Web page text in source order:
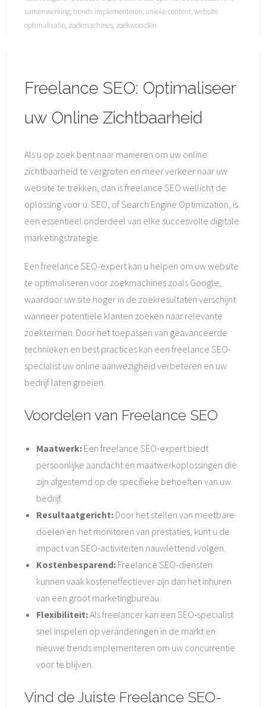
samenwerking,trends implementeren, unieke content,website
optimalisatie, zoekmachines, zoekwoorden
Freelance SEO: Optimaliseer
uw Online Zichtbaarheid
Als u op zoek bent naar manieren om uw online
zichtbaarheid te vergroten en meer verkeer naar uw
website te trekken, dan is freelance SEO wellicht de
oplossing voor u. SEO, of Search Engine Optimization, is
een essentieel onderdeel van elke succesvolle digitale
marketingstrategie.
Een freelance SEO-expert kan u helpen om uw website
te optimaliseren voor zoekmachines zoals Google,
waardoor uw site hoger in de zoekresultaten verschijnt
wanneer potentiële klanten zoeken naar relevante
zoektermen. Door het toepassen van geavanceerde
technieken en best practices kan een freelance SEO-
specialist uw online aanwezigheid verbeteren en uw
bedrijf laten groeien.
Voordelen van Freelance SEO
Maatwerk: Een freelance SEO-expert biedt
persoonlijke aandacht en maatwerkoplossingen die
zijn afgestemd op de specifieke behoeften van uw
bedrijf.
Resultaatgericht: Door het stellen van meetbare
doelen en het monitoren van prestaties, kunt u de
impact van SEO-activiteiten nauwlettend volgen.
Kostenbesparend: Freelance SEO-diensten
kunnen vaak kosteneffectiever zijn dan het inhuren
van een groot marketingbureau.
Flexibiliteit:Als freelancer kan een SEO-specialist
snel inspelen op veranderingen in de markt en
nieuwe trends implementeren om uw concurrentie
voor te blijven.
Vind de Juiste Freelance SEO-